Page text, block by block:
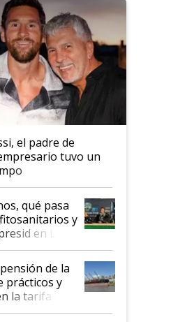
el padre de
tuvo un
qué pasa
y
en La
de la
prácticos y
la tarifa de